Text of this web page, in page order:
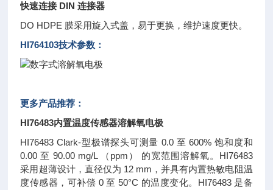
快速连接 DIN 连接器
DO HDPE 膜采用旋入式盖，易于更换，维护速度更快。
HI764103技术参数：
更多产品推荐：
HI76483内置温度传感器溶解氧电极
HI76483 Clark-型极谱探头可测量 0.0 至 600% 饱和度和
0.00 至 90.00 mg/L （ppm） 的宽范围溶解氧。HI76483
采用超薄设计，直径仅为 12 mm，并具有内置热敏电阻温
度传感器，可补偿 0 至 50°C 的温度变化。HI76483 是备